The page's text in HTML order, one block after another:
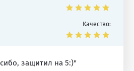
Качество:
защитил на 5:)"